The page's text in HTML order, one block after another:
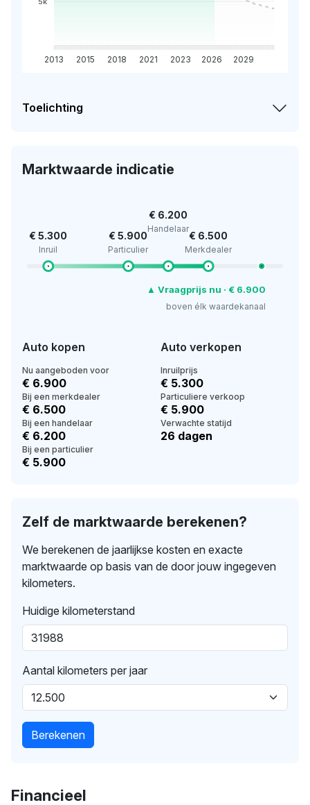
2013 2015 2018 2021 2023 2026 2029
Toelichting
Marktwaarde indicatie
€ 5.300
Inruil
€ 5.900
Particulier
€ 6.200
Handelaar
€ 6.500
Merkdealer
▲ Vraagprijs nu · € 6.900
boven élk waardekanaal
Auto kopen
Nu aangeboden voor
€ 6.900
Bij een merkdealer
€ 6.500
Bij een handelaar
€ 6.200
Bij een particulier
€ 5.900
Auto verkopen
Inruilprijs
€ 5.300
Particuliere verkoop
€ 5.900
Verwachte statijd
26 dagen
Zelf de marktwaarde berekenen?
We berekenen de jaarlijkse kosten en exacte
marktwaarde op basis van de door jouw ingegeven
kilometers.
Huidige kilometerstand
Aantal kilometers per jaar
Berekenen
Financieel